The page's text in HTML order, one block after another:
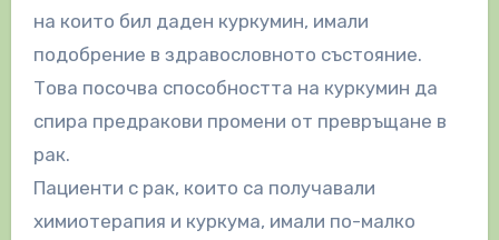
на които бил даден куркумин, имали
подобрение в здравословното състояние.
Това посочва способността на куркумин да
спира предракови промени от превръщане в
рак.
Пациенти с рак, които са получавали
химиотерапия и куркума, имали по-малко